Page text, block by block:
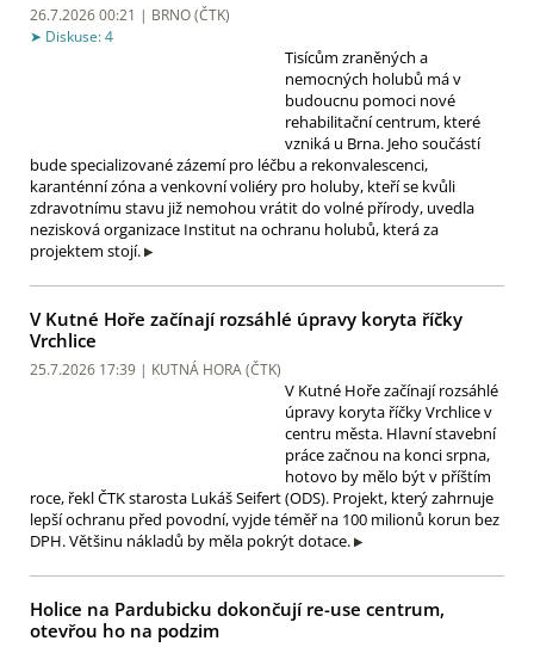
26.7.2026 00:21 | BRNO (ČTK)
Diskuse: 4
Tisícům zraněných a
nemocných holubů má v
budoucnu pomoci nové
rehabilitační centrum, které
vzniká u Brna. Jeho součástí
bude specializované zázemí pro léčbu a rekonvalescenci,
karanténní zóna a venkovní voliéry pro holuby, kteří se kvůli
zdravotnímu stavu již nemohou vrátit do volné přírody, uvedla
nezisková organizace Institut na ochranu holubů, která za
projektem stojí.
V Kutné Hoře začínají rozsáhlé úpravy koryta říčky
Vrchlice
25.7.2026 17:39 | KUTNÁ HORA (ČTK)
V Kutné Hoře začínají rozsáhlé
úpravy koryta říčky Vrchlice v
centru města. Hlavní stavební
práce začnou na konci srpna,
hotovo by mělo být v příštím
roce, řekl ČTK starosta Lukáš Seifert (ODS). Projekt, který zahrnuje
lepší ochranu před povodní, vyjde téměř na 100 milionů korun bez
DPH. Většinu nákladů by měla pokrýt dotace.
Holice na Pardubicku dokončují re-use centrum,
otevřou ho na podzim